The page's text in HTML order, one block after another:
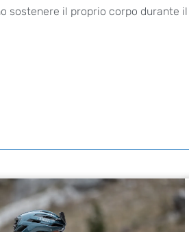
sostenere il proprio corpo durante il